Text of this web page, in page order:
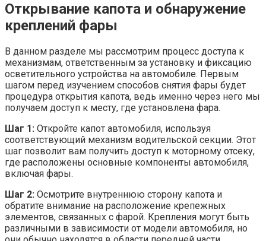
Открывание капота и обнаружение
креплений фары
В данном разделе мы рассмотрим процесс доступа к
механизмам, ответственным за установку и фиксацию
осветительного устройства на автомобиле. Первым
шагом перед изучением способов снятия фары будет
процедура открытия капота, ведь именно через него мы
получаем доступ к месту, где установлена фара.
Шаг 1: Откройте капот автомобиля, используя
соответствующий механизм водительской секции. Этот
шаг позволит вам получить доступ к моторному отсеку,
где расположены основные компоненты автомобиля,
включая фары.
Шаг 2: Осмотрите внутреннюю сторону капота и
обратите внимание на расположение крепежных
элементов, связанных с фарой. Крепления могут быть
различными в зависимости от модели автомобиля, но